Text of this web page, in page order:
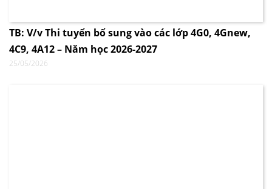
TB: V/v Thi tuyển bổ sung vào các lớp 4G0, 4Gnew,
4C9, 4A12 – Năm học 2026-2027
25/05/2026